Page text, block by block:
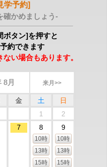
学予約]
確かめましょう-
ボタン]を押すと
約できます
い場合もあります。
8月 来月>>
金 土
日
1
2
7 8
10時
13時
15時
9
10時
13時
15時